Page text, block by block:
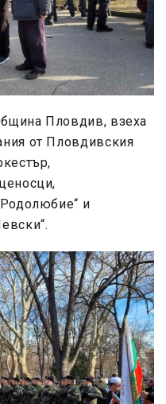
Пловдив, взеха
от Пловдивския
и